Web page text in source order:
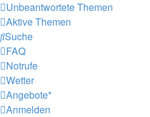
Unbeantwortete Themen
Aktive Themen
Suche
FAQ
Notrufe
Wetter
Angebote*
Anmelden